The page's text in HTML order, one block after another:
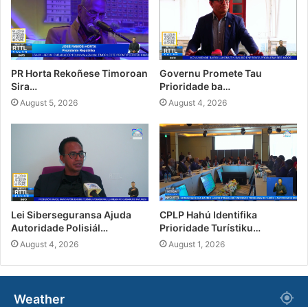
PR Horta Rekoñese Timoroan
Sira…
August 5, 2026
Governu Promete Tau
Prioridade ba…
August 4, 2026
Lei Siberseguransa Ajuda
Autoridade Polisiál…
August 4, 2026
CPLP Hahú Identifika
Prioridade Turístiku…
August 1, 2026
Weather